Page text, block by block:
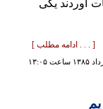
آوردند يکی
[ . . . ادامه مطلب ]